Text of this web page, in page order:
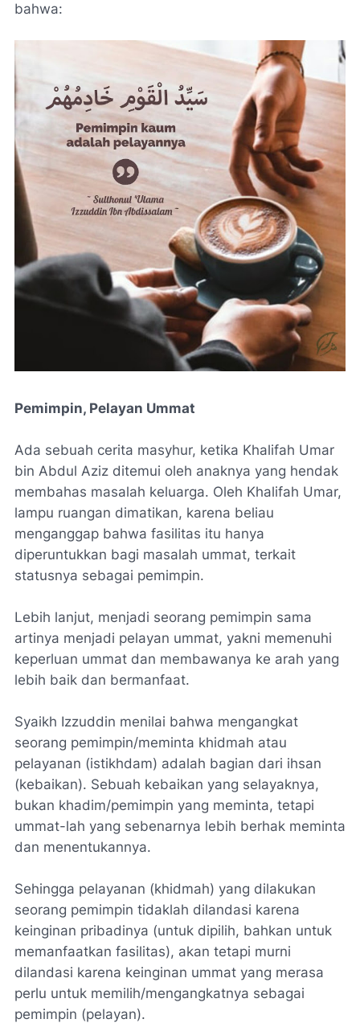
bahwa:
Pemimpin, Pelayan Ummat
Ada sebuah cerita masyhur, ketika Khalifah Umar
bin Abdul Aziz ditemui oleh anaknya yang hendak
membahas masalah keluarga. Oleh Khalifah Umar,
lampu ruangan dimatikan, karena beliau
menganggap bahwa fasilitas itu hanya
diperuntukkan bagi masalah ummat, terkait
statusnya sebagai pemimpin.
Lebih lanjut, menjadi seorang pemimpin sama
artinya menjadi pelayan ummat, yakni memenuhi
keperluan ummat dan membawanya ke arah yang
lebih baik dan bermanfaat.
Syaikh Izzuddin menilai bahwa mengangkat
seorang pemimpin/meminta khidmah atau
pelayanan (istikhdam) adalah bagian dari ihsan
(kebaikan). Sebuah kebaikan yang selayaknya,
bukan khadim/pemimpin yang meminta, tetapi
ummat-lah yang sebenarnya lebih berhak meminta
dan menentukannya.
Sehingga pelayanan (khidmah) yang dilakukan
seorang pemimpin tidaklah dilandasi karena
keinginan pribadinya (untuk dipilih, bahkan untuk
memanfaatkan fasilitas), akan tetapi murni
dilandasi karena keinginan ummat yang merasa
perlu untuk memilih/mengangkatnya sebagai
pemimpin (pelayan).